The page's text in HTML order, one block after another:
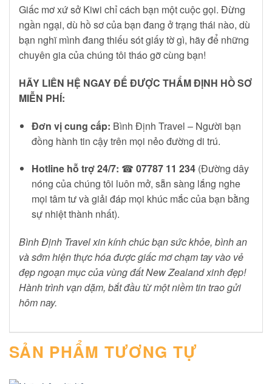
Giấc mơ xứ sở Kiwi chỉ cách bạn một cuộc gọi. Đừng
ngần ngại, dù hồ sơ của bạn đang ở trạng thái nào, dù
bạn nghĩ mình đang thiếu sót giấy tờ gì, hãy để những
chuyên gia của chúng tôi tháo gỡ cùng bạn!
HÃY LIÊN HỆ NGAY ĐỂ ĐƯỢC THẨM ĐỊNH HỒ SƠ
MIỄN PHÍ:
Đơn vị cung cấp: Bình Định Travel – Người bạn
đồng hành tin cậy trên mọi nẻo đường di trú.
Hotline hỗ trợ 24/7: ☎ 07787 11 234(Đường dây
nóng của chúng tôi luôn mở, sẵn sàng lắng nghe
mọi tâm tư và giải đáp mọi khúc mắc của bạn bằng
sự nhiệt thành nhất).
Bình Định Travel xin kính chúc bạn sức khỏe, bình an
và sớm hiện thực hóa được giấc mơ chạm tay vào vẻ
đẹp ngoạn mục của vùng đất New Zealand xinh đẹp!
Hành trình vạn dặm, bắt đầu từ một niềm tin trao gửi
hôm nay.
SẢN PHẨM TƯƠNG TỰ